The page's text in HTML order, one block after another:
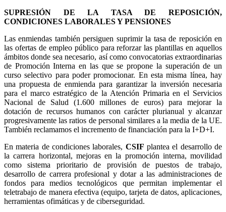
SUPRESIÓN DE LA TASA DE REPOSICIÓN,
CONDICIONES LABORALES Y PENSIONES
Las enmiendas también persiguen suprimir la tasa de reposición en
las ofertas de empleo público para reforzar las plantillas en aquellos
ámbitos donde sea necesario, así como convocatorias extraordinarias
de Promoción Interna en las que se propone la superación de un
curso selectivo para poder promocionar. En esta misma línea, hay
una propuesta de enmienda para garantizar la inversión necesaria
para el marco estratégico de la Atención Primaria en el Servicios
Nacional de Salud (1.600 millones de euros) para mejorar la
dotación de recursos humanos con carácter plurianual y alcanzar
progresivamente las ratios de personal similares a la media de la UE.
También reclamamos el incremento de financiación para la I+D+I.
En materia de condiciones laborales, CSIF plantea el desarrollo de
la carrera horizontal, mejoras en la promoción interna, movilidad
como sistema prioritario de provisión de puestos de trabajo,
desarrollo de carrera profesional y dotar a las administraciones de
fondos para medios tecnológicos que permitan implementar el
teletrabajo de manera efectiva (equipo, tarjeta de datos, aplicaciones,
herramientas ofimáticas y de ciberseguridad.